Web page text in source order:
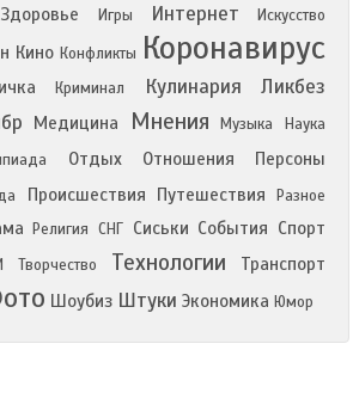
Здоровье Игры Интернет Искусство
Кино Конфликты Коронавирус
Криминал Кулинария Ликбез
Медицина Мнения Музыка Наука
Отдых Отношения Персоны
Происшествия Путешествия
Разное
Религия СНГ Сиськи События Спорт
Творчество Технологии Транспорт
Шоубиз Штуки Экономика Юмор